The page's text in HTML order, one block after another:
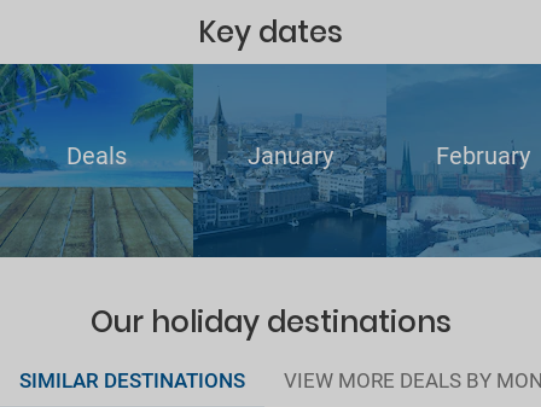
Key dates
Deals January February
Our holiday destinations
SIMILAR DESTINATIONS VIEW MORE DEALS BY